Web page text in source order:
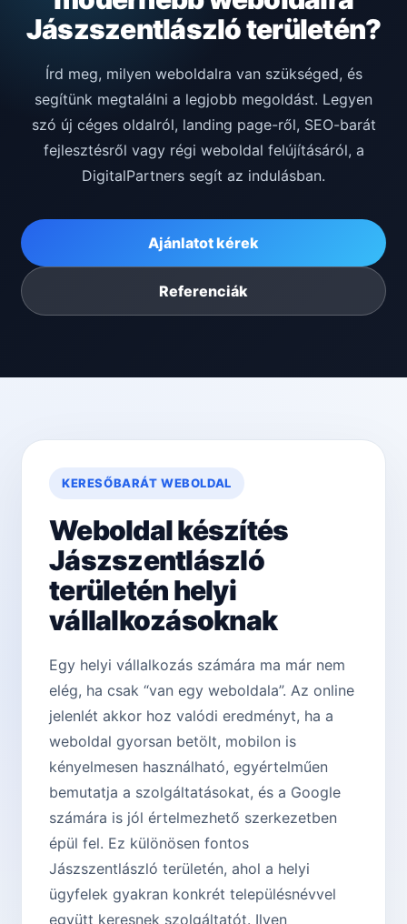
Jászszentlászló területén?
Írd meg, milyen weboldalra van szükséged, és
segítünk megtalálni a legjobb megoldást. Legyen
szó új céges oldalról, landing page-ről, SEO-barát
fejlesztésről vagy régi weboldal felújításáról, a
DigitalPartners segít az indulásban.
Ajánlatot kérek
Referenciák
KERESŐBARÁT WEBOLDAL
Weboldal készítés
Jászszentlászló
területén helyi
vállalkozásoknak
Egy helyi vállalkozás számára ma már nem
elég, ha csak “van egy weboldala”. Az online
jelenlét akkor hoz valódi eredményt, ha a
weboldal gyorsan betölt, mobilon is
kényelmesen használható, egyértelműen
bemutatja a szolgáltatásokat, és a Google
számára is jól értelmezhető szerkezetben
épül fel. Ez különösen fontos
Jászszentlászló területén, ahol a helyi
ügyfelek gyakran konkrét településnévvel
együtt keresnek szolgáltatót. Ilyen